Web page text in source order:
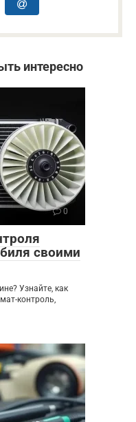
интересно
0
своими
Узнайте, как
контроль,